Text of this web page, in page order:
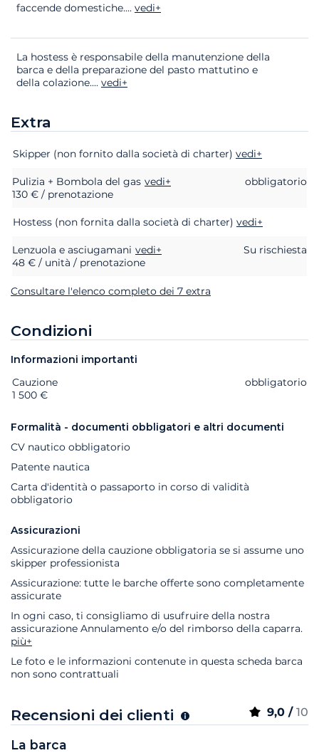
faccende domestiche.... vedi+
La hostess è responsabile della manutenzione della
barca e della preparazione del pasto mattutino e
della colazione.... vedi+
Extra
Extra Stato Prezzo
Skipper (non fornito dalla società di charter) vedi+
Pulizia + Bombola del gas vedi+
obbligatorio
130 € / prenotazione
Hostess (non fornita dalla società di charter) vedi+
Lenzuola e asciugamani vedi+
Su rischiesta
48 € / unità / prenotazione
Consultare l'elenco completo dei 7 extra
Condizioni
Informazioni importanti
Extra Stato
Cauzione
obbligatorio
1 500 €
Formalità - documenti obbligatori e altri documenti
CV nautico obbligatorio
Patente nautica
Carta d'identità o passaporto in corso di validità
obbligatorio
Assicurazioni
Assicurazione della cauzione obbligatoria se si assume uno
skipper professionista
Assicurazione: tutte le barche offerte sono completamente
assicurate
In ogni caso, ti consigliamo di usufruire della nostra
assicurazione Annulamento e/o del rimborso della caparra.
più+
Le foto e le informazioni contenute in questa scheda barca
non sono contrattuali
Recensioni dei clienti 9,0 / 10
La barca